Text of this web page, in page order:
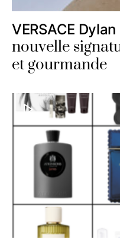
VERSACE
nouvelle
et gourmande